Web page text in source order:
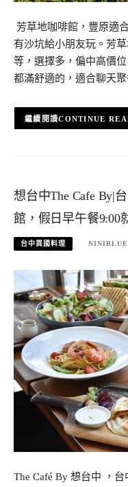
芳草地咖啡館，豐原適
有沙坑給小朋友玩。芳
等，選擇多，偏中高價
都滿舒適的，適合聊天
CONTINUE
想台中The Cafe By|
館，假日早午餐9:00
台中異國料理 NINIBLUE
The Café By 想台中 ，